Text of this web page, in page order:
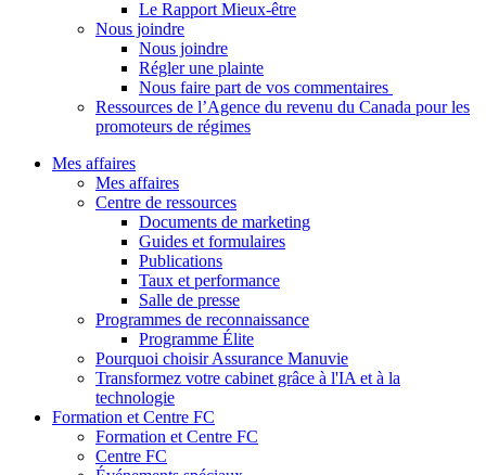
Le Rapport Mieux-être
Nous joindre
Nous joindre
Régler une plainte
Nous faire part de vos commentaires
Ressources de l’Agence du revenu du Canada pour les
promoteurs de régimes
Mes affaires
Mes affaires
Centre de ressources
Documents de marketing
Guides et formulaires
Publications
Taux et performance
Salle de presse
Programmes de reconnaissance
Programme Élite
Pourquoi choisir Assurance Manuvie
Transformez votre cabinet grâce à l'IA et à la
technologie
Formation et Centre FC
Formation et Centre FC
Centre FC